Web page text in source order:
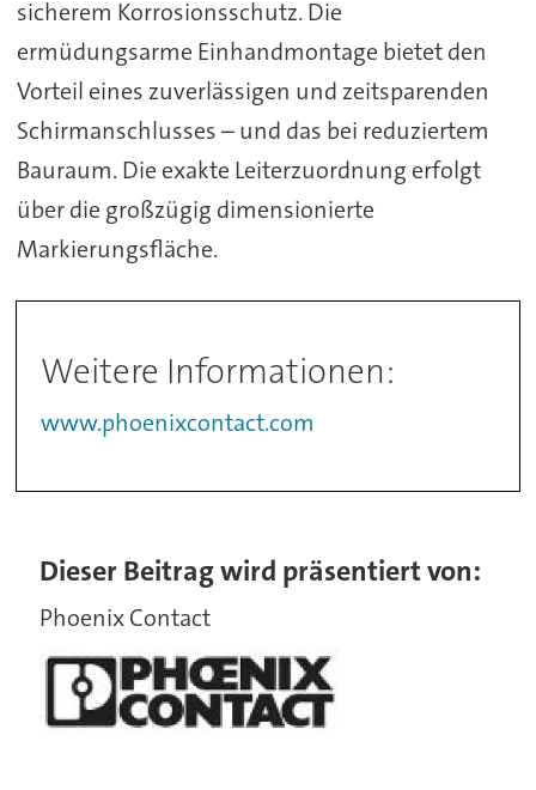
sicherem Korrosionsschutz. Die
ermüdungsarme Einhandmontage bietet den
Vorteil eines zuverlässigen und zeitsparenden
Schirmanschlusses – und das bei reduziertem
Bauraum. Die exakte Leiterzuordnung erfolgt
über die großzügig dimensionierte
Markierungsfläche.
Weitere Informationen:
www.phoenixcontact.com
Dieser Beitrag wird präsentiert von:
Phoenix Contact